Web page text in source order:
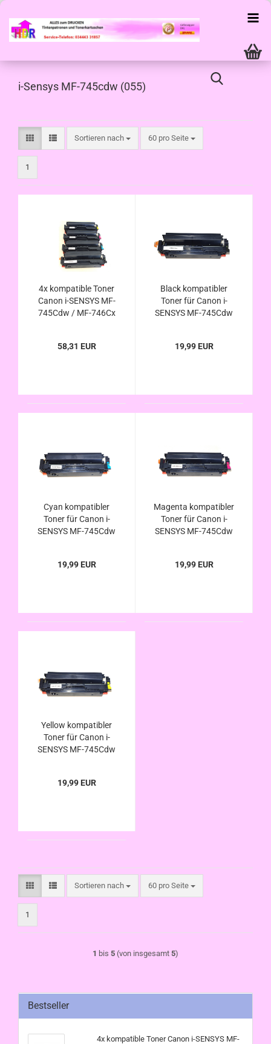
i-Sensys MF-745cdw (055)
Sortieren nach
Sortieren nach 60 pro Seite
pro Seite
1
4x kompatible Toner
Canon i-SENSYS MF-
745Cdw / MF-746Cx
58,31 EUR
Black kompatibler
Toner für Canon i-
SENSYS MF-745Cdw
19,99 EUR
Cyan kompatibler
Toner für Canon i-
SENSYS MF-745Cdw
19,99 EUR
Magenta kompatibler
Toner für Canon i-
SENSYS MF-745Cdw
19,99 EUR
Yellow kompatibler
Toner für Canon i-
SENSYS MF-745Cdw
19,99 EUR
Sortieren nach
Sortieren nach 60 pro Seite
pro Seite
1
1 bis 5 (von insgesamt 5)
Bestseller
4x kompatible Toner Canon i-SENSYS MF-